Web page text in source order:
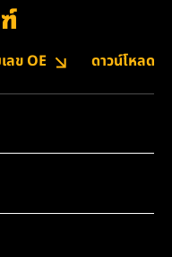
ลข OE ดาวน์โหลด